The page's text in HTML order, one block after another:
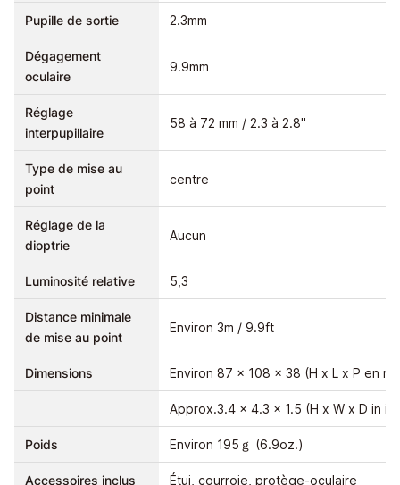
Pupille de sortie 2.3mm
Dégagement
oculaire
9.9mm
Réglage
interpupillaire
58 à 72 mm / 2.3 à 2.8"
Type de mise au
point
centre
Réglage de la
dioptrie
Aucun
Luminosité relative 5,3
Distance minimale
de mise au point
Environ 3m / 9.9ft
Dimensions Environ 87 x 108 x 38 (H x L x P en
Approx.3.4 x 4.3 x 1.5 (H x W x D in
Poids Environ 195ｇ (6.9oz.)
Accessoires inclus Étui, courroie, protège-oculaire